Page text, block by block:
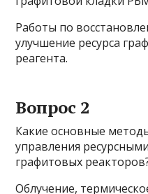
Работы по
улучшение ресурса
реагента.
Вопрос 2
Какие основные
управления
графитовых
Облучение,